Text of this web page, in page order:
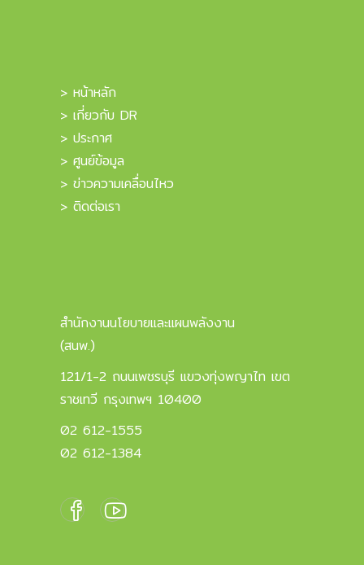
> หน้าหลัก
> เกี่ยวกับ DR
> ประกาศ
> ศูนย์ข้อมูล
> ข่าวความเคลื่อนไหว
> ติดต่อเรา
สำนักงานนโยบายและแผนพลังงาน
(สนพ.)
121/1-2 ถนนเพชรบุรี แขวงทุ่งพญาไท เขต
ราชเทวี กรุงเทพฯ 10400
02 612-1555
02 612-1384